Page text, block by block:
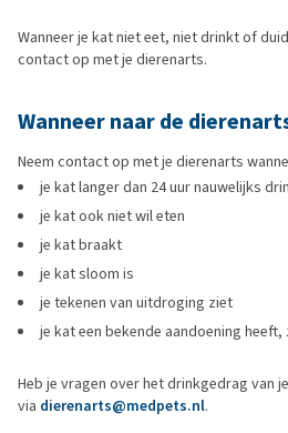
Wanneer je kat niet eet, niet drinkt of
contact op met je dierenarts.
Wanneer naar de
Neem contact op met je dierenarts
je kat langer dan 24 uur nauwelijks
je kat ook niet wil eten
je kat braakt
je kat sloom is
je tekenen van uitdroging ziet
je kat een bekende aandoening
Heb je vragen over het drinkgedrag van
via dierenarts@medpets.nl.